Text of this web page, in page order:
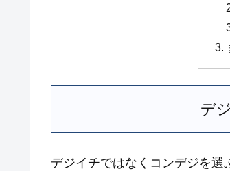
デ
デジイチではなくコンデジを選